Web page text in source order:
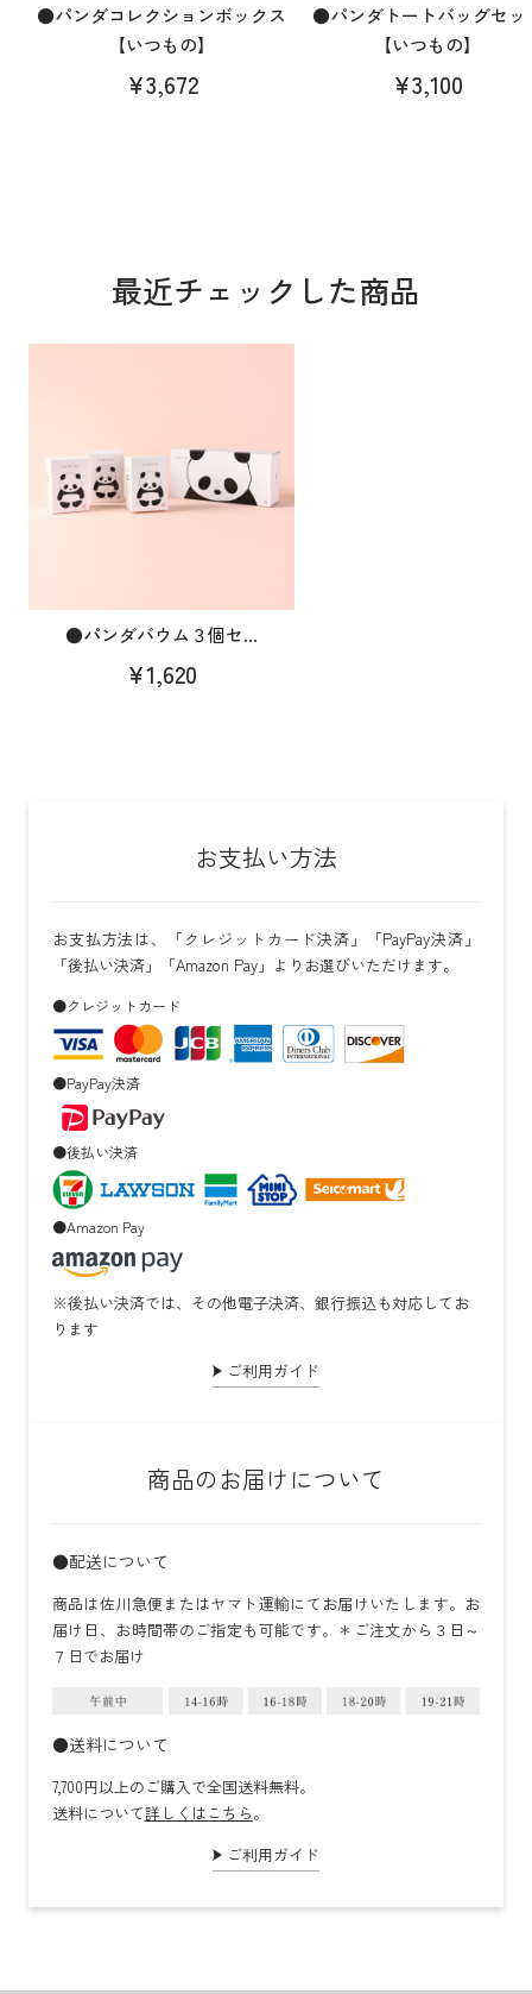
●パンダコレクションボックス
【いつもの】
¥3,672
●パンダトートバッグセッ
【いつもの】
¥3,100
最近チェックした商品
●パンダバウム３個セ...
¥1,620
お支払い方法
お支払方法は、「クレジットカード決済」「PayPay決済」
「後払い決済」「Amazon Pay」よりお選びいただけます。
●クレジットカード
●PayPay決済
●後払い決済
●Amazon Pay
※後払い決済では、その他電子決済、銀行振込も対応してお
ります
ご利用ガイド
商品のお届けについて
●配送について
商品は佐川急便またはヤマト運輸にてお届けいたします。お
届け日、お時間帯のご指定も可能です。＊ご注文から３日～
７日でお届け
●送料について
7,700円以上のご購入で全国送料無料。
送料について詳しくはこちら。
ご利用ガイド